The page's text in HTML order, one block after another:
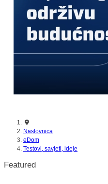
Naslovnica
eDom
Testovi, savjeti, ideje
Featured